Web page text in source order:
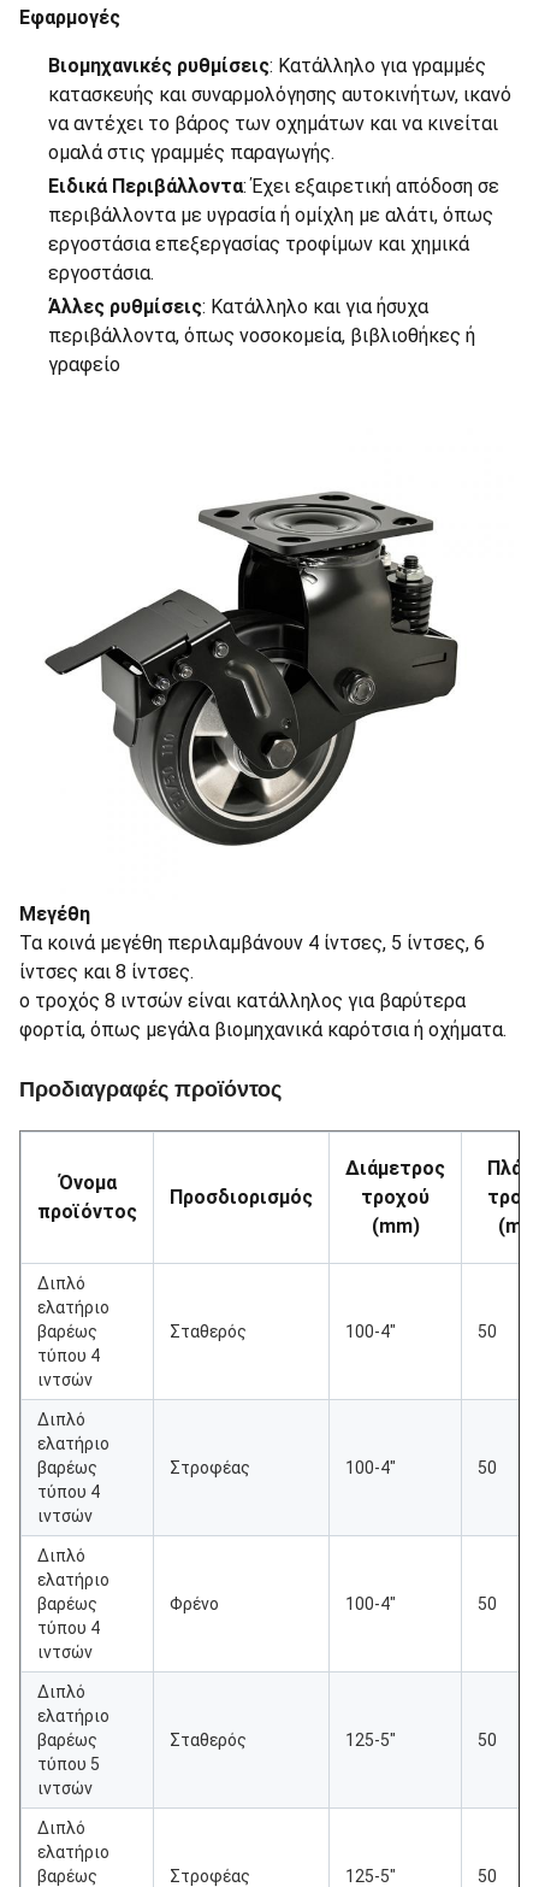
Εφαρμογές
Βιομηχανικές ρυθμίσεις: Κατάλληλο για γραμμές
κατασκευής και συναρμολόγησης αυτοκινήτων, ικανό
να αντέχει το βάρος των οχημάτων και να κινείται
ομαλά στις γραμμές παραγωγής.
Ειδικά Περιβάλλοντα: Έχει εξαιρετική απόδοση σε
περιβάλλοντα με υγρασία ή ομίχλη με αλάτι, όπως
εργοστάσια επεξεργασίας τροφίμων και χημικά
εργοστάσια.
Άλλες ρυθμίσεις: Κατάλληλο και για ήσυχα
περιβάλλοντα, όπως νοσοκομεία, βιβλιοθήκες ή
γραφείο
Μεγέθη
Τα κοινά μεγέθη περιλαμβάνουν 4 ίντσες, 5 ίντσες, 6
ίντσες και 8 ίντσες.
ο τροχός 8 ιντσών είναι κατάλληλος για βαρύτερα
φορτία, όπως μεγάλα βιομηχανικά καρότσια ή οχήματα.
Προδιαγραφές προϊόντος
Όνομα
προϊόντος
Προσδιορισμός
Διάμετρος
τροχού
(mm)
Διπλό
ελατήριο
βαρέως
τύπου 4
ιντσών
Σταθερός 100-4" 50
Διπλό
ελατήριο
βαρέως
τύπου 4
ιντσών
Στροφέας 100-4" 50
Διπλό
ελατήριο
βαρέως
τύπου 4
ιντσών
Φρένο 100-4" 50
Διπλό
ελατήριο
βαρέως
τύπου 5
ιντσών
Σταθερός 125-5" 50
Διπλό
ελατήριο
βαρέως
Στροφέας 125-5" 50